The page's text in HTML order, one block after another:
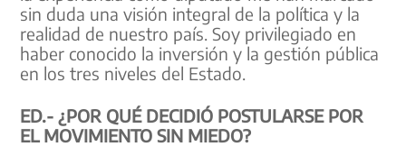
sin duda una visión integral de la política y la
realidad de nuestro país. Soy privilegiado en
haber conocido la inversión y la gestión pública
en los tres niveles del Estado.
ED.- ¿POR QUÉ DECIDIÓ POSTULARSE POR
EL MOVIMIENTO SIN MIEDO?